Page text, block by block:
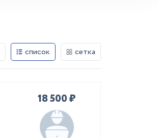
список сетка
18 500 ₽